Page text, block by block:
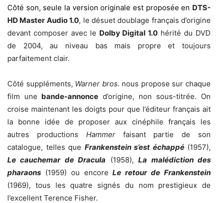
Côté son, seule la version originale est proposée en DTS-
HD Master Audio 1.0, le désuet doublage français d’origine
devant composer avec le Dolby Digital 1.0 hérité du DVD
de 2004, au niveau bas mais propre et toujours
parfaitement clair.
Côté suppléments, Warner bros. nous propose sur chaque
film une bande-annonce d’origine, non sous-titrée. On
croise maintenant les doigts pour que l’éditeur français ait
la bonne idée de proposer aux cinéphile français les
autres productions Hammerfaisant partie de son
catalogue, telles que Frankenstein s’est échappé(1957),
Le cauchemar de Dracula (1958),La malédiction des
pharaons (1959) ou encoreLe retour de Frankenstein
(1969), tous les quatre signés du nom prestigieux de
l’excellent Terence Fisher.